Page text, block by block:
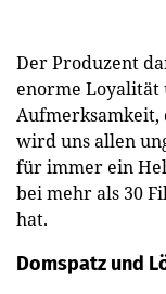
Der Produzent
enorme Loyalität
Aufmerksamkeit,
wird uns allen
für immer ein
bei mehr als 30
hat.
Domspatz und